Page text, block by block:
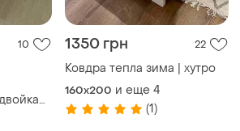
10 1350 грн 22
Ковдра тепла зима | хутро
160x200 и еще 4
(1)